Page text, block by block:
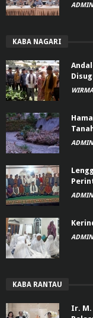
KABA NAGARI
KABA RANTAU
Ir. M.